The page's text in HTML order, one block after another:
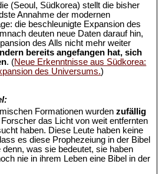
(Seoul, Südkorea) stellt die bisher
Annahme der modernen
die beschleunigte Expansion des
deuten neue Daten darauf hin,
des Alls nicht mehr weiter
bereits angefangen hat, sich
. (Neue Erkenntnisse aus Südkorea:
des Universums.)
Formationen wurdenzufällig
das Licht von weit entfernten
haben. Diese Leute haben keine
es diese Prophezeiung in der Bibel
was sie bedeutet, sie haben
nie in ihrem Leben eine Bibel in der